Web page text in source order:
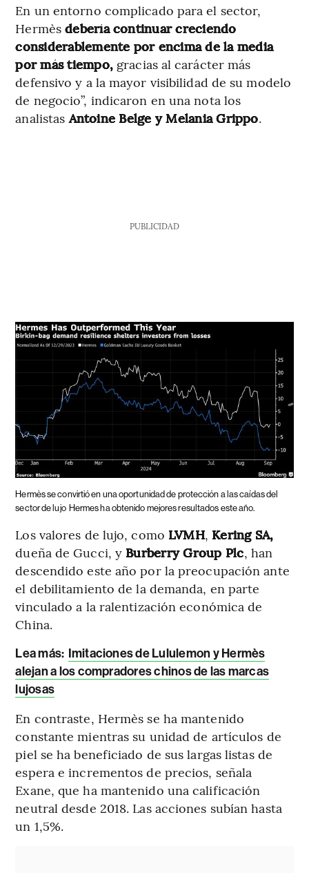
En un entorno complicado para el sector,
Hermèsdebería continuar creciendo
considerablemente por encima de la media
por más tiempo, gracias al carácter más
defensivo y a la mayor visibilidad de su modelo
de negocio”, indicaron en una nota los
analistas Antoine Belge y Melania Grippo.
PUBLICIDAD
Hermès se convirtió en una oportunidad de protección a las caídas del
sector de lujo Hermes ha obtenido mejores resultados este año.
Los valores de lujo, como LVMH, Kering SA,
dueña de Gucci, y Burberry Group Plc, han
descendido este año por la preocupación ante
el debilitamiento de la demanda, en parte
vinculado a la ralentización económica de
China.
Lea más: Imitaciones de Lululemon y Hermès
alejan a los compradores chinos de las marcas
lujosas
En contraste, Hermès se ha mantenido
constante mientras su unidad de artículos de
piel se ha beneficiado de sus largas listas de
espera e incrementos de precios, señala
Exane, que ha mantenido una calificación
neutral desde 2018. Las acciones subían hasta
un 1,5%.